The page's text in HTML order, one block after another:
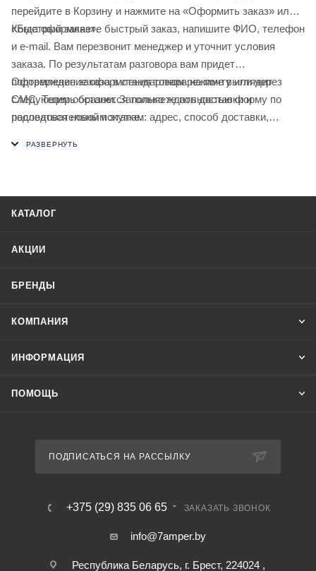
перейдите в Корзину и нажмите на «Оформить заказ» или
«Быстрый заказ».
Когда оформляете быстрый заказ, напишите ФИО, телефон
и e-mail. Вам перезвонит менеджер и уточнит условия
заказа. По результатам разговора вам придет
подтверждение оформления товара на почту или через
СМС. Теперь останется только ждать доставки и
радоваться новой покупке.
Оформление заказа в стандартном режиме выглядит
следующим образом. Заполняете полностью форму по
последовательным этапам: адрес, способ доставки,
КАТАЛОГ
АКЦИИ
БРЕНДЫ
КОМПАНИЯ
ИНФОРМАЦИЯ
ПОМОЩЬ
ПОДПИСАТЬСЯ НА РАССЫЛКУ
+375 (29) 835 06 65 ЗАКАЗАТЬ ЗВОНОК
info@7amper.by
Республика Беларусь, г. Брест, 224024 ,